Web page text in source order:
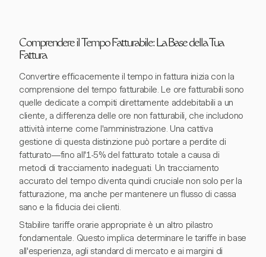
Comprendere il Tempo Fatturabile: La Base della Tua
Fattura
Convertire efficacemente il tempo in fattura inizia con la
comprensione del tempo fatturabile. Le ore fatturabili sono
quelle dedicate a compiti direttamente addebitabili a un
cliente, a differenza delle ore non fatturabili, che includono
attività interne come l'amministrazione. Una cattiva
gestione di questa distinzione può portare a perdite di
fatturato—fino all'1-5% del fatturato totale a causa di
metodi di tracciamento inadeguati. Un tracciamento
accurato del tempo diventa quindi cruciale non solo per la
fatturazione, ma anche per mantenere un flusso di cassa
sano e la fiducia dei clienti.
Stabilire tariffe orarie appropriate è un altro pilastro
fondamentale. Questo implica determinare le tariffe in base
all'esperienza, agli standard di mercato e ai margini di